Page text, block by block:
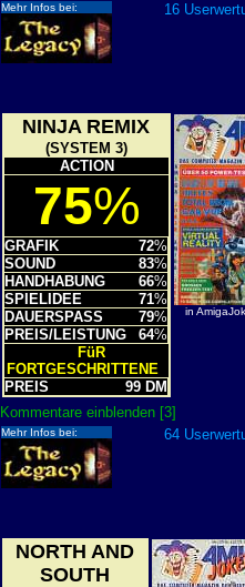
Mehr Infos bei: 16
NINJA REMIX
(SYSTEM 3)
ACTION
75%
GRAFIK 72%
SOUND
83%
HANDHABUNG
66%
SPIELIDEE
71%
DAUERSPASS
79%
PREIS/LEISTUNG
64%
FüR
FORTGESCHRITTENE
PREIS
99 DM
in
Kommentare einblenden [3]
Mehr Infos bei: 64
NORTH AND
SOUTH